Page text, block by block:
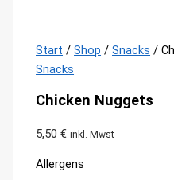
Start /Shop /Snacks /
Snacks
Chicken Nuggets
5,50€ inkl. Mwst
Allergens